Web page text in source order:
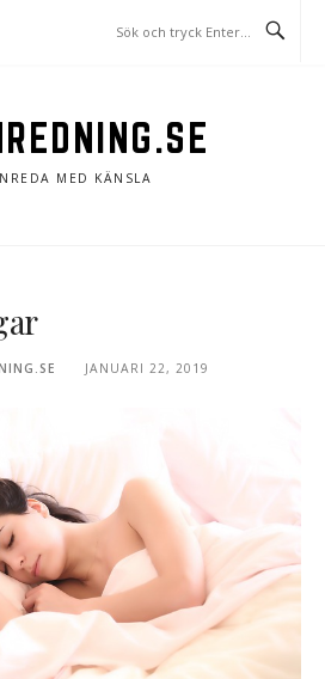
MED KÄNSLA
JANUARI 22, 2019